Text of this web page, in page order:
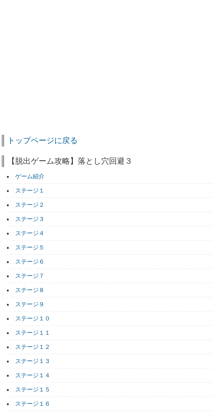
トップページに戻る
【脱出ゲーム攻略】落とし穴回避３
ゲーム紹介
ステージ１
ステージ２
ステージ３
ステージ４
ステージ５
ステージ６
ステージ７
ステージ８
ステージ９
ステージ１０
ステージ１１
ステージ１２
ステージ１３
ステージ１４
ステージ１５
ステージ１６